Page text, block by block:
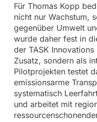
Für Thomas Kopp
nicht nur Wachstum,
gegenüber Umwelt
wurde daher fest in
der TASK
Zusatz, sondern als
Pilotprojekten testet
emissionsarme
systematisch
und arbeitet mit